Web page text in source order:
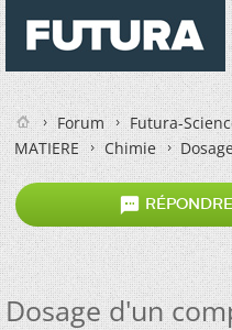
Forum
Futura-
MATIERE
Chimie

Dosage d'un